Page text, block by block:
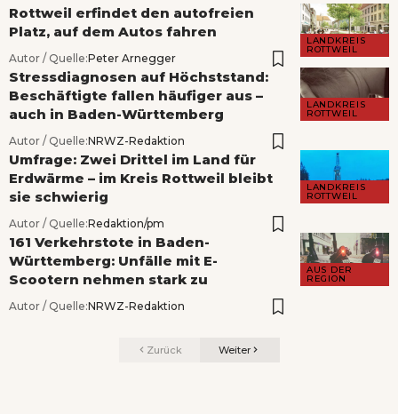
LANDKREIS
ROTTWEIL
Rottweil erfindet den autofreien
Platz, auf dem Autos fahren
Autor / Quelle:Peter Arnegger
LANDKREIS
ROTTWEIL
Stressdiagnosen auf Höchststand:
Beschäftigte fallen häufiger aus –
auch in Baden-Württemberg
Autor / Quelle:NRWZ-Redaktion
LANDKREIS
ROTTWEIL
Umfrage: Zwei Drittel im Land für
Erdwärme – im Kreis Rottweil bleibt
sie schwierig
Autor / Quelle:Redaktion/pm
AUS DER
REGION
161 Verkehrstote in Baden-
Württemberg: Unfälle mit E-
Scootern nehmen stark zu
Autor / Quelle:NRWZ-Redaktion
Zurück Weiter